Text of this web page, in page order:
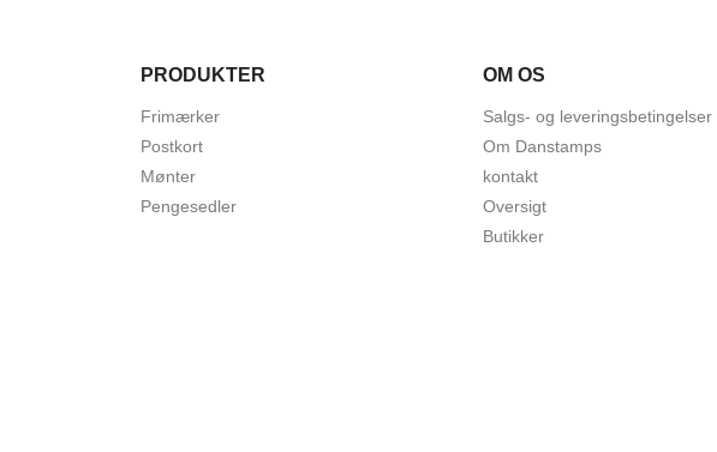
PRODUKTER
Frimærker
Postkort
Mønter
Pengesedler
OM OS
Salgs- og leveringsbetingelser
Om Danstamps
kontakt
Oversigt
Butikker